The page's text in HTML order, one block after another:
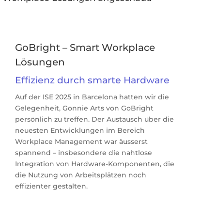
GoBright – SmartWorkplace
Lösungen
Effizienz durch smarte Hardware
Aufder ISE 2025 in Barcelona hatten wir die
Gelegenheit,Gonnie Arts vonGoBright
persönlich zu treffen. Der Austausch über die
neuesten Entwicklungen im Bereich
Workplace Management war äusserst
spannend – insbesondere die nahtlose
Integration von Hardware-Komponenten, die
die Nutzung von Arbeitsplätzen noch
effizienter gestalten.